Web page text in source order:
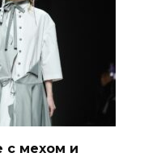
с мехом и